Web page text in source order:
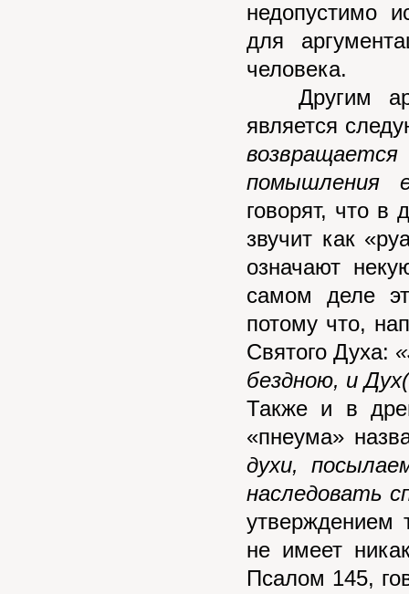
недопустимо
для
человека.
Другим
является
помышления
говорят, что в
звучит как
означают
самом деле
потому что,
Святого Духа:
бездною, и
Также и в
«пнеума»
духи,
наследовать
утверждением
не имеет
Псалом 145,